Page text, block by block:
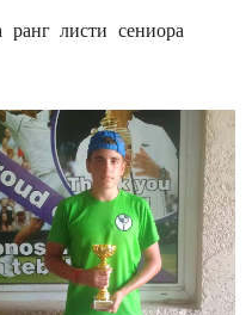
листи сениора